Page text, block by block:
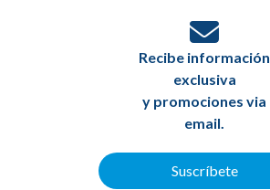
Recibe información
exclusiva
y promociones via
email.
Suscríbete